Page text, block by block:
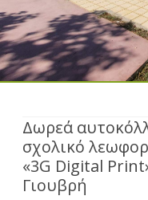
Δωρεά
σχολικό
«3G Digital
Γιουβρή